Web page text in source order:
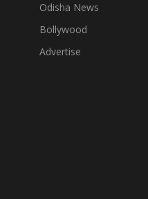
Odisha News
Bollywood
Advertise